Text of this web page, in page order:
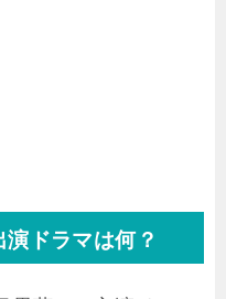
ドラマは何？